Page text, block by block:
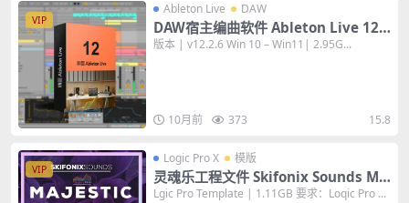
VIP
Ableton Live DAW
DAW宿主编曲软件 Ableton Live 12 S
uite v12.2.6 [WiN+MAC] 数字音频工
版本 | v12.2.6 Win 10 – Win11| 2.95G...
10月前 373 15.8
VIP
Logic Pro X 模版
灵魂乐工程文件 Skifonix Sounds Ma
jestic Soul Sessions for Logic Pro
Lgic Pro Template | 1.11GB 要求：Loqic Pro ...